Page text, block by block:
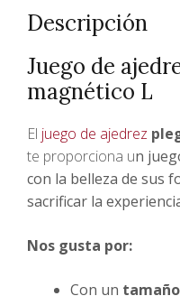
Descripción
Juego de
magnético L
El juego de ajedrez
te proporciona un
con la belleza de sus
sacrificar la
Nos gusta por:
Con un